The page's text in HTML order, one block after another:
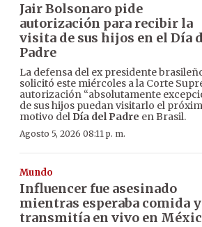
Jair Bolsonaro pide
autorización para recibir la
visita de sus hijos en el Día
Padre
La defensa del ex presidente
solicitó este miércoles a la Corte
autorización “absolutamente
de sus hijos puedan visitarlo el
motivo del Día del Padre en Brasil.
Agosto 5, 2026 08:11 p. m.
Mundo
Influencer fue asesinado
mientras esperaba comida y
transmitía en vivo en